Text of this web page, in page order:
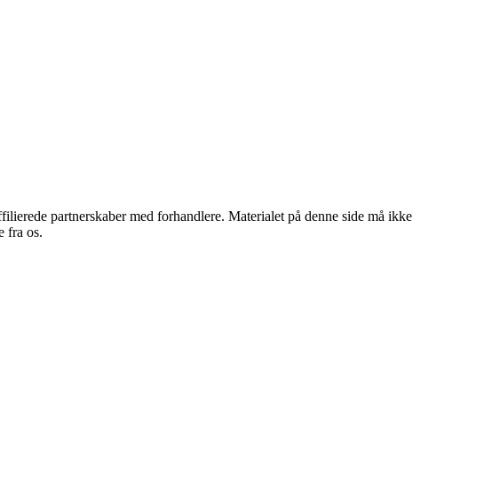
partnerskaber med forhandlere. Materialet på denne side må ikke
fra os.